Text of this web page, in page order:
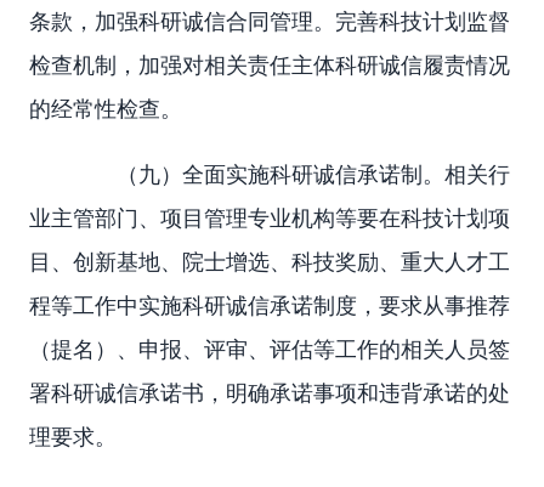
条款，加强科研诚信合同管理。完善科技计划监督
检查机制，加强对相关责任主体科研诚信履责情况
的经常性检查。
（九）全面实施科研诚信承诺制。相关行
业主管部门、项目管理专业机构等要在科技计划项
目、创新基地、院士增选、科技奖励、重大人才工
程等工作中实施科研诚信承诺制度，要求从事推荐
（提名）、申报、评审、评估等工作的相关人员签
署科研诚信承诺书，明确承诺事项和违背承诺的处
理要求。